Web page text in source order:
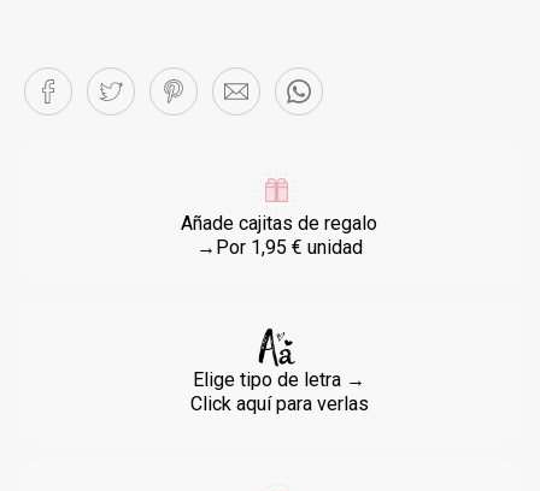
Añade cajitas de regalo
→Por 1,95 € unidad
Elige tipo de letra →
Click aquí para verlas